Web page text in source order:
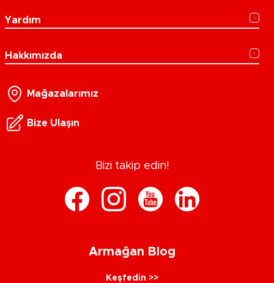
Yardım
Hakkımızda
Mağazalarımız
Bize Ulaşın
Bizi takip edin!
Armağan Blog
Keşfedin >>